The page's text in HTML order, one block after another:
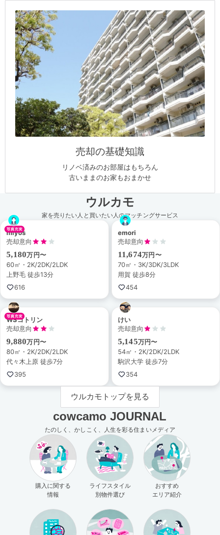
売却の基礎知識
リノベ済みのお部屋はもちろん
古いままのお家もおまかせ
ウルカモ
家を売りたい人と買いたい人のマッチングサービス
miyos
売却意向
5,180万円〜
60㎡・2K/2DK/2LDK
上野毛 徒歩13分
616
emori
売却意向
11,674万円〜
70㎡・3K/3DK/3LDK
用賀 徒歩8分
454
WSコトリン
売却意向
9,880万円〜
80㎡・2K/2DK/2LDK
代々木上原 徒歩7分
395
けい
売却意向
5,145万円〜
54㎡・2K/2DK/2LDK
駒沢大学 徒歩7分
354
ウルカモトップを見る
cowcamo JOURNAL
たのしく、かしこく、人生を彩る住まいメディア
購入に関する
情報
ライフスタイル
別物件選び
おすすめ
エリア紹介